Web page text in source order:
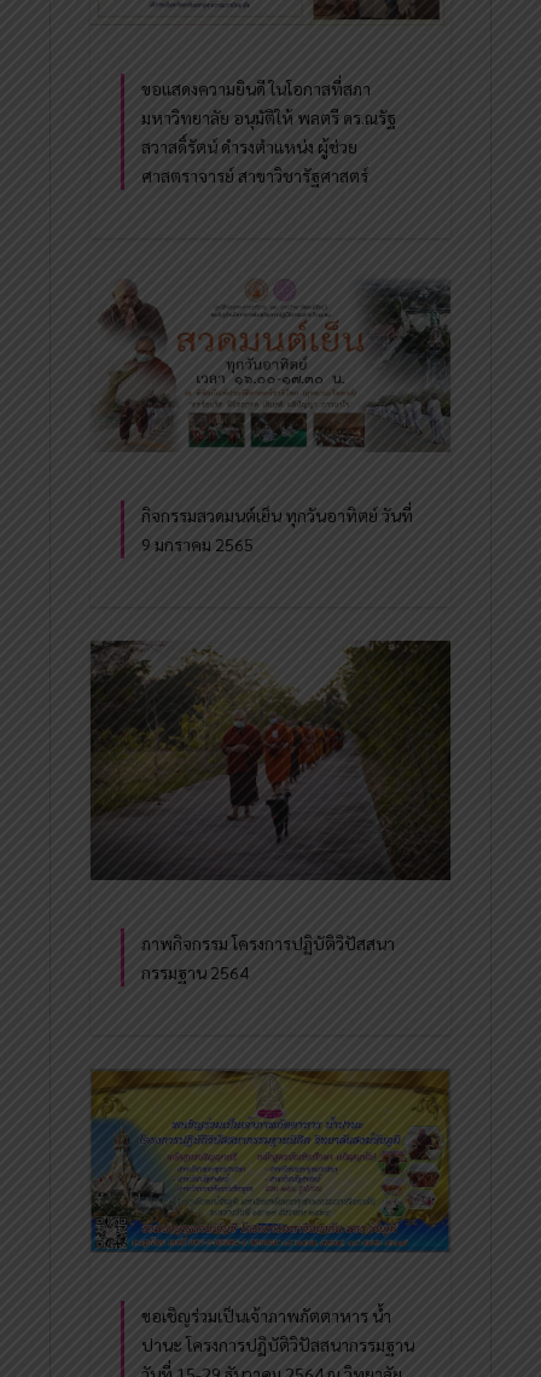
ขอแสดงความยินดี ในโอกาสที่สภา
มหาวิทยาลัย อนุมัติให้ พลตรี ดร.ณรัฐ
สวาสดิ์รัตน์ ดำรงตำแหน่ง ผู้ช่วย
ศาสตราจารย์ สาขาวิชารัฐศาสตร์
กิจกรรมสวดมนต์เย็น ทุกวันอาทิตย์ วันที่
9 มกราคม 2565
ภาพกิจกรรม โครงการปฏิบัติวิปัสสนา
กรรมฐาน 2564
ขอเชิญร่วมเป็นเจ้าภาพภัตตาหาร น้ำ
ปานะ โครงการปฏิบัติวิปัสสนากรรมฐาน